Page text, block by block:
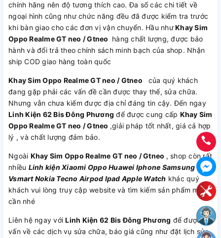
chính hãng nên độ tương thích cao. Đa số các chi tiết về
ngoại hình cũng như chức năng đều đã được kiểm tra trước
khi bàn giao cho các đơn vị vận chuyển. Hầu nhưKhay Sim
Oppo Realme GT neo / Gtneo hàng chất lượng, được bảo
hành và đổi trả theo chính sách minh bạch của shop. Nhận
ship COD giao hàng toàn quốc
Khay Sim Oppo Realme GT neo / Gtneo
của quý khách
đang gặp phải các vấn đề cần được thay thế, sửa chữa.
Nhưng vẫn chưa kiếm được địa chỉ đáng tin cậy. Đến ngay
Linh Kiện 62 Bis Đông Phương để được cung cấp Khay Sim
Oppo Realme GT neo / Gtneo ,giải pháp tốt nhất, giá cả hợp
lý , và chất lượng đảm bảo.
Ngoài Khay Sim Oppo Realme GT neo / Gtneo , shop còn rất
nhiều Linh kiện Xiaomi Oppo Huawei Iphone Samsung
Vsmart Nokia Tecno Airpod Ipad Apple Watch khác quý
khách vui lòng truy cập website và tìm kiếm sản phẩm mình
cần nhé
Liên hệ ngay vớiLinh Kiện 62 Bis Đông Phương để được tư
vấn về các dịch vụ sửa chữa, báo giá cũng như đặt lịch sửa